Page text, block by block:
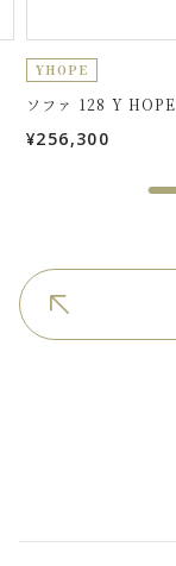
YHOPE
ソファ 128 Y HOPE
¥256,300